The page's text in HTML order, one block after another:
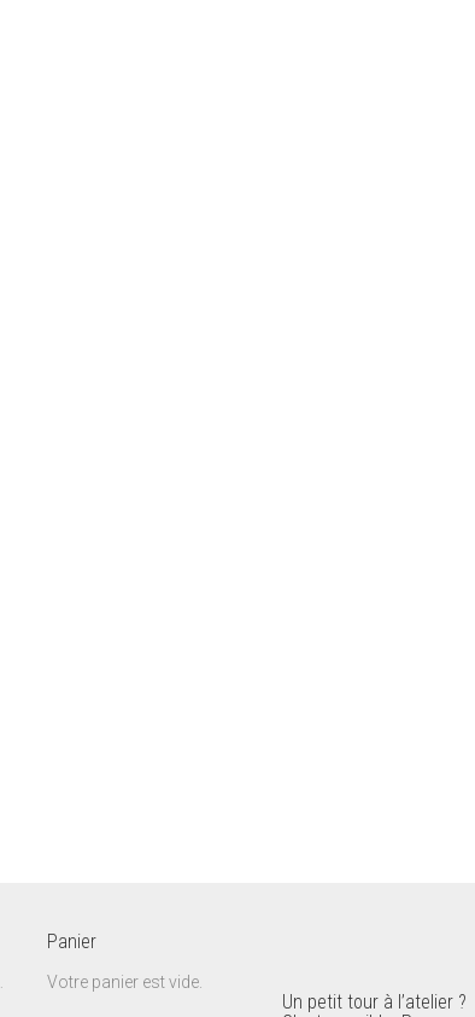
Panier
Votre panier est vide.
Un petit tour à l’atelier ?